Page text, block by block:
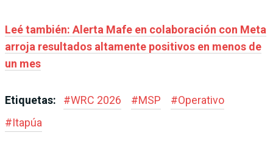
Leé también: Alerta Mafe en colaboración con Meta
arroja resultados altamente positivos en menos de
un mes
Etiquetas: #WRC 2026 #MSP #Operativo
#Itapúa